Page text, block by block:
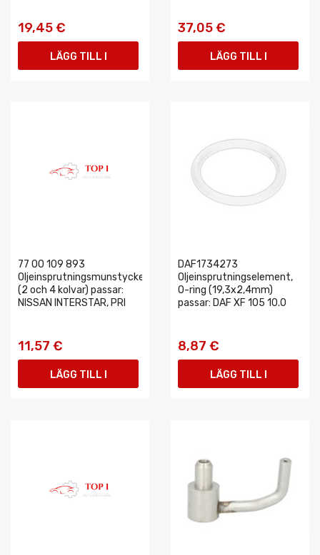
19,45 €
LÄGG TILL I
37,05 €
LÄGG TILL I
77 00 109 893
Oljeinsprutningsmunstycke
(2 och 4 kolvar) passar:
NISSAN INTERSTAR, PRI
11,57 €
LÄGG TILL I
DAF1734273
Oljeinsprutningselement,
O-ring (19,3x2,4mm)
passar: DAF XF 105 10.0
8,87 €
LÄGG TILL I